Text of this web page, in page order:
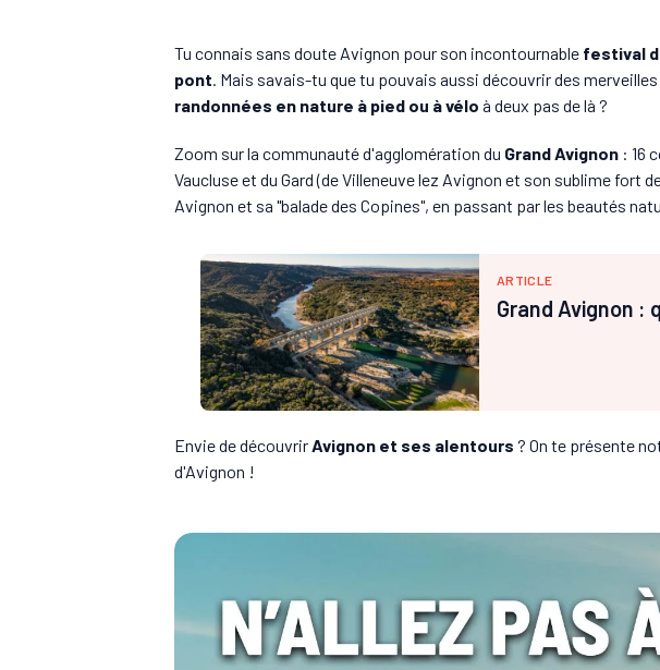
Tu connais sans doute Avignon pour son incontournable festival
pont. Mais savais-tu que tu pouvais aussi découvrir des merveilles
randonnées en nature à pied ou à vélo à deux pas de là ?
Zoom sur la communauté d'agglomération du Grand Avignon : 16
Vaucluse et du Gard (de Villeneuve lez Avignon et son sublime fort
Avignon et sa "balade des Copines", en passant par les beautés
ARTICLE
Grand Avignon :
Envie de découvrirAvignon et ses alentours ? On te présente
d'Avignon !